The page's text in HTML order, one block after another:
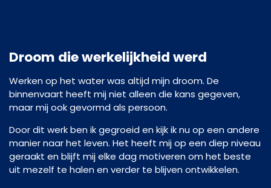
Droom die werkelijkheid werd
Werken op het water was altijd mijn droom. De
binnenvaart heeft mij niet alleen die kans gegeven,
maar mij ook gevormd als persoon.
Door dit werk ben ik gegroeid en kijk ik nu op een andere
manier naar het leven. Het heeft mij op een diep niveau
geraakt en blijft mij elke dag motiveren om het beste
uit mezelf te halen en verder te blijven ontwikkelen.